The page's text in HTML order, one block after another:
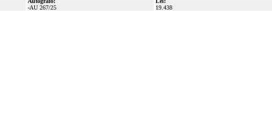
-AU 267/25
19.438